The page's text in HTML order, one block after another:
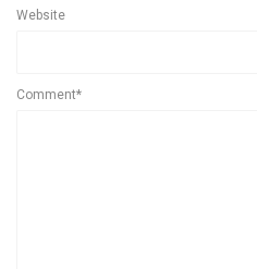
Website
Comment*